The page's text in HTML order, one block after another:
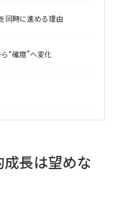
同時に進める理由
“確度”へ変化
長は望めな